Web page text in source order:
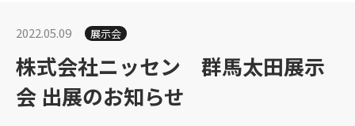
展示会
2022.05.09
株式会社ニッセン 群馬太田展示
会 出展のお知らせ